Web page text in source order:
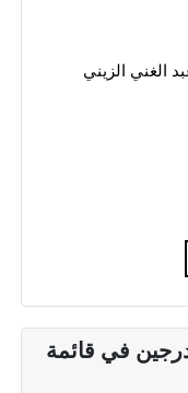
الغني الزيني
في قائمة